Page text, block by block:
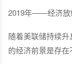
2019年——经济放
随着美联储持续
的经济前景是存在